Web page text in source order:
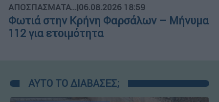
ΑΠΟΣΠΑΣΜΑΤΑ...|06.08.2026 18:59
Φωτιά στην Κρήνη Φαρσάλων – Μήνυμα
112 για ετοιμότητα
ΑΥΤΟ ΤΟ ΔΙΑΒΑΣΕΣ;